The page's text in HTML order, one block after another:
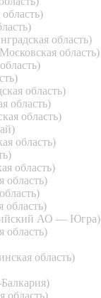
область)
область)
область)
область)
область)
область)
область)
область)
область)
АО — Югра)
область)
область)